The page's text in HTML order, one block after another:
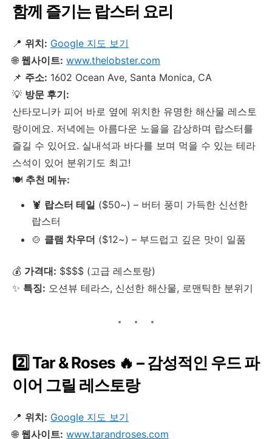
함께 즐기는 랍스터 요리
📍 위치: Google 지도 보기
🌐 웹사이트: www.thelobster.com
📌 주소: 1602 Ocean Ave, Santa Monica, CA
💡 방문 후기:
산타모니카 피어 바로 옆에 위치한 유명한 해산물 레스토
랑이에요. 저녁에는 아름다운 노을을 감상하며 랍스터를
즐길 수 있어요. 실내석과 바다를 보며 먹을 수 있는 테라
스석이 있어 분위기도 최고!
🍽 추천 메뉴:
🦞 랍스터 테일 ($50~) – 버터 풍미 가득한 신선한
랍스터
🍲 클램 차우더 ($12~) – 부드럽고 깊은 맛이 일품
💰 가격대: $$$$ (고급 레스토랑)
✨ 특징: 오션뷰 테라스, 신선한 해산물, 로맨틱한 분위기
2️⃣ Tar & Roses 🔥 – 감성적인 우드 파
이어 그릴 레스토랑
📍 위치: Google 지도 보기
🌐 웹사이트: www.tarandroses.com